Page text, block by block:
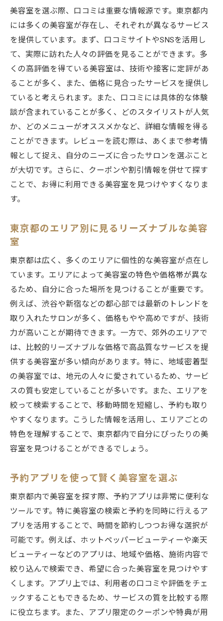
美容室選びで得する方法東京都のおすすめスポ
ット
美容室周辺のショッピングエリアの魅力
ランチやカフェも楽しめる美容室エリア
美容室近くで訪れたい観光スポット
美しさを保つための美容サロンリスト
東京都内での美容室巡りの楽しみ方
美容室帰りに立ち寄りたいおすすめの場所
平日の予約を活用してお得に利用する
美容スクールのモデルとしての体験
ポイントカードや割引クーポンの活用法
長期的に見てお得な通い方を考える
カウンセリングの充実度を確認する
アフターケアのサービス内容をチェック
施術前後のビフォーアフターを比較する
美容室の清潔さと設備の充実度を見る
好みのスタイルに応じた提案力を重視する
東京都の美容室でリーズナブルに理想のスタイ
ルを実現
安価でできるおしゃれなスタイル例
東京都内のトレンドスタイルを安く楽しむ
える
スタイルチェンジの際の注意点
季節に合わせたスタイル提案
美容室選びで失敗しないための東京都内ガイド
初めての美容室選びで注意すべきポイント
過去の経験から学ぶ成功例と失敗例
レビューや評価サイトの活用方法
施術前の疑問点を解決するための質問集
美容室を選ぶ際、口コミは重要な情報源です。東京都内
には多くの美容室が存在し、それぞれが異なるサービス
を提供しています。まず、口コミサイトやSNSを活用し
て、実際に訪れた人々の評価を見ることができます。多
くの高評価を得ている美容室は、技術や接客に定評があ
ることが多く、また、価格に見合ったサービスを提供し
ていると考えられます。また、口コミには具体的な体験
談が含まれていることが多く、どのスタイリストが人気
か、どのメニューがオススメかなど、詳細な情報を得る
ことができます。レビューを読む際は、あくまで参考情
報として捉え、自分のニーズに合ったサロンを選ぶこと
が大切です。さらに、クーポンや割引情報を併せて探す
ことで、お得に利用できる美容室を見つけやすくなりま
す。
東京都のエリア別に見るリーズナブルな美容
室
東京都は広く、多くのエリアに個性的な美容室が点在し
ています。エリアによって美容室の特色や価格帯が異な
るため、自分に合った場所を見つけることが重要です。
例えば、渋谷や新宿などの都心部では最新のトレンドを
取り入れたサロンが多く、価格もやや高めですが、技術
力が高いことが期待できます。一方で、郊外のエリアで
は、比較的リーズナブルな価格で高品質なサービスを提
供する美容室が多い傾向があります。特に、地域密着型
の美容室では、地元の人々に愛されているため、サービ
スの質も安定していることが多いです。また、エリアを
絞って検索することで、移動時間を短縮し、予約も取り
やすくなります。こうした情報を活用し、エリアごとの
特色を理解することで、東京都内で自分にぴったりの美
容室を見つけることができるでしょう。
予約アプリを使って賢く美容室を選ぶ
東京都内で美容室を探す際、予約アプリは非常に便利な
ツールです。特に美容室の検索と予約を同時に行えるア
プリを活用することで、時間を節約しつつお得な選択が
可能です。例えば、ホットペッパービューティーや楽天
ビューティーなどのアプリは、地域や価格、施術内容で
絞り込んで検索でき、希望に合った美容室を見つけやす
くします。アプリ上では、利用者の口コミや評価をチェ
ックすることもできるため、サービスの質を比較する際
に役立ちます。また、アプリ限定のクーポンや特典が用